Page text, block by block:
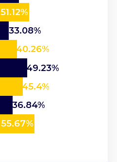
51.12%
33.08%
40.26%
49.23%
45.4%
36.84%
55.67%